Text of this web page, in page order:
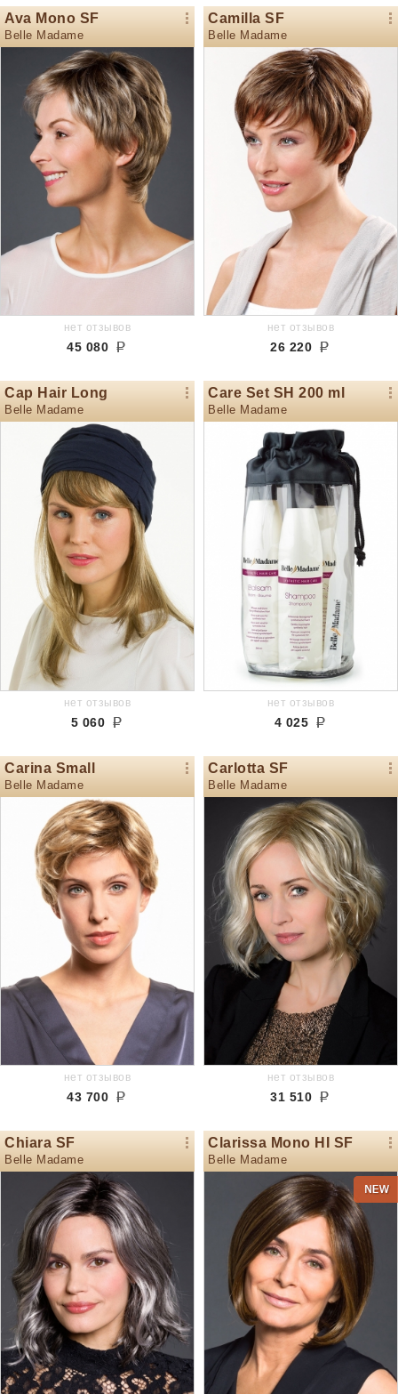
Ava Mono SF
Belle Madame
нет отзывов
45 080
Camilla SF
Belle Madame
нет отзывов
26 220
Cap Hair Long
Belle Madame
нет отзывов
5 060
Care Set SH 200 ml
Belle Madame
нет отзывов
4 025
Carina Small
Belle Madame
нет отзывов
43 700
Carlotta SF
Belle Madame
нет отзывов
31 510
Chiara SF
Belle Madame
Clarissa Mono HI SF
Belle Madame